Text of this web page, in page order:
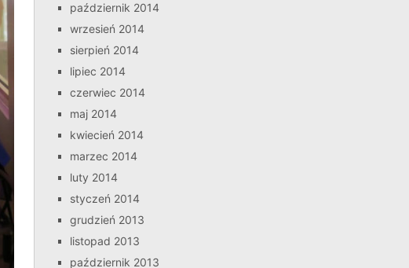
październik 2014
wrzesień 2014
sierpień 2014
lipiec 2014
czerwiec 2014
maj 2014
kwiecień 2014
marzec 2014
luty 2014
styczeń 2014
grudzień 2013
listopad 2013
październik 2013